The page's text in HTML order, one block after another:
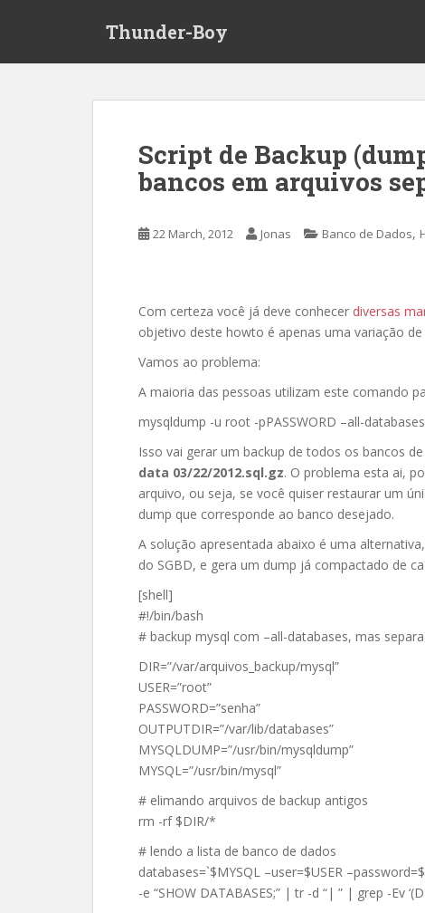
Thunder-Boy
Script de Backup
bancos em arquivos
22 March, 2012 Jonas Banco de Dados,
Com certeza você já deve conhecer diversas
objetivo deste howto é apenas uma variação
Vamos ao problema:
A maioria das pessoas utilizam este comando
mysqldump -u root -pPASSWORD –all-
Isso vai gerar um backup de todos os bancos
data 03/22/2012.sql.gz. O problema esta ai,
arquivo, ou seja, se você quiser restaurar um
dump que corresponde ao banco desejado.
A solução apresentada abaixo é uma
do SGBD, e gera um dump já compactado de
[shell]
#!/bin/bash
# backup mysql com –all-databases, mas
DIR=”/var/arquivos_backup/mysql”
USER=”root”
PASSWORD=”senha”
OUTPUTDIR=”/var/lib/databases”
MYSQLDUMP=”/usr/bin/mysqldump”
MYSQL=”/usr/bin/mysql”
# elimando arquivos de backup antigos
rm -rf $DIR/*
# lendo a lista de banco de dados
databases=`$MYSQL –user=$USER
-e “SHOW DATABASES;” | tr -d “| ” | grep -Ev